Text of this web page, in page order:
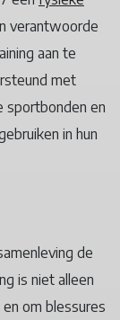
verantwoorde
aan te
met
sportbonden en
in hun
de
is niet alleen
om blessures